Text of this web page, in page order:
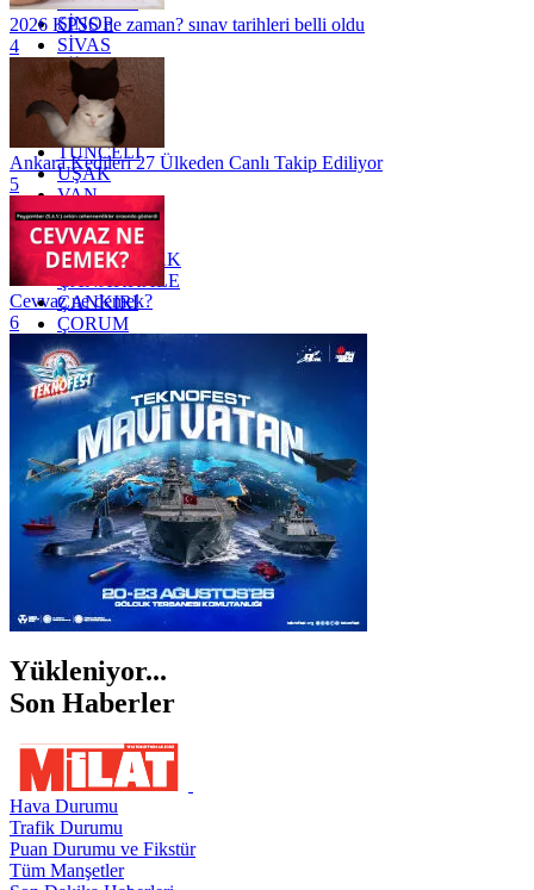
SİNOP
SİVAS
SİİRT
TEKİRDAĞ
TOKAT
TRABZON
TUNCELİ
UŞAK
VAN
YALOVA
YOZGAT
ZONGULDAK
ÇANAKKALE
ÇANKIRI
ÇORUM
İSTANBUL
İZMİR
ŞANLIURFA
ŞIRNAK
2026 KPSS ne zaman? sınav tarihleri belli oldu
4
Ankara Kedileri 27 Ülkeden Canlı Takip Ediliyor
5
Cevvaz ne demek?
6
Yükleniyor...
Son Haberler
Hava Durumu
Trafik Durumu
Puan Durumu ve Fikstür
Tüm Manşetler